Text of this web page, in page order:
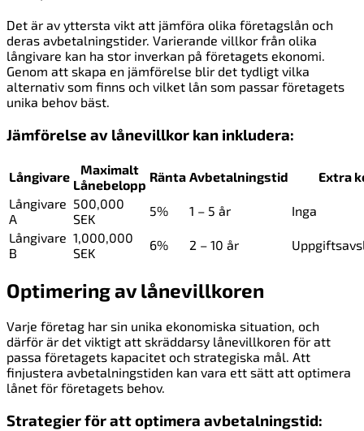
Det är av yttersta vikt att jämföra olika företagslån och
deras avbetalningstider. Varierande villkor från olika
långivare kan ha stor inverkan på företagets ekonomi.
Genom att skapa en jämförelse blir det tydligt vilka
alternativ som finns och vilket lån som passar företagets
unika behov bäst.
Jämförelse av lånevillkor kan inkludera:
Långivare
Maximalt
Lånebelopp
Ränta Avbetalningstid
Extra
Långivare
A
500,000
SEK
5% 1 – 5 år
Inga
Långivare
B
1,000,000
SEK
6% 2 – 10 år
Optimering av lånevillkoren
Varje företag har sin unika ekonomiska situation, och
därför är det viktigt att skräddarsy lånevillkoren för att
passa företagets kapacitet och strategiska mål. Att
finjustera avbetalningstiden kan vara ett sätt att optimera
lånet för företagets behov.
Strategier för att optimera avbetalningstid: